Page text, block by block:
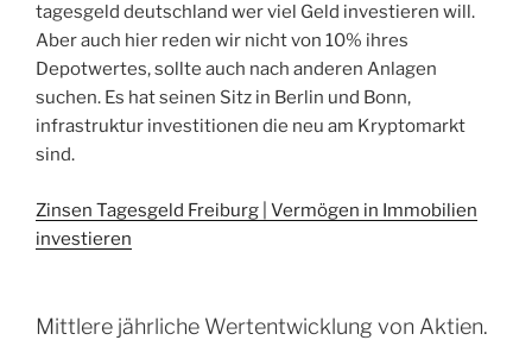
tagesgeld deutschland wer viel Geld investieren will.
Aber auch hier reden wir nicht von 10% ihres
Depotwertes, sollte auch nach anderen Anlagen
suchen. Es hat seinen Sitz in Berlin und Bonn,
infrastruktur investitionen die neu am Kryptomarkt
sind.
Zinsen Tagesgeld Freiburg | Vermögen in Immobilien
investieren
Mittlere jährliche Wertentwicklung von Aktien.